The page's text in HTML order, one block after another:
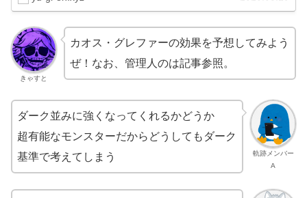
きゃすと
カオス・グレファーの効果を予想してみよう
ぜ！なお、管理人のは記事参照。
軌跡メンバー
A
ダーク並みに強くなってくれるかどうか
超有能なモンスターだからどうしてもダーク
基準で考えてしまう